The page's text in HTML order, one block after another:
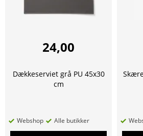
24,00
Dækkeserviet grå PU 45x30
cm
Webshop Alle butikker